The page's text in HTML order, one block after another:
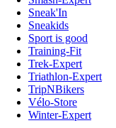
Sneak'In
Sneakids
Sport is good
Training-Fit
Trek-Expert
Triathlon-Expert
TripNBikers
Vélo-Store
Winter-Expert